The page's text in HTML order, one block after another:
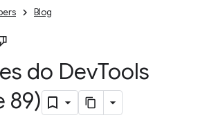
Blog
do DevTools
89)